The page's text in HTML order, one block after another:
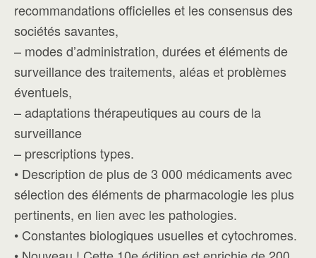
recommandations officielles et les consensus des
sociétés savantes,
– modes d’administration, durées et éléments de
surveillance des traitements, aléas et problèmes
éventuels,
– adaptations thérapeutiques au cours de la
surveillance
– prescriptions types.
• Description de plus de 3 000 médicaments avec
sélection des éléments de pharmacologie les plus
pertinents, en lien avec les pathologies.
• Constantes biologiques usuelles et cytochromes.